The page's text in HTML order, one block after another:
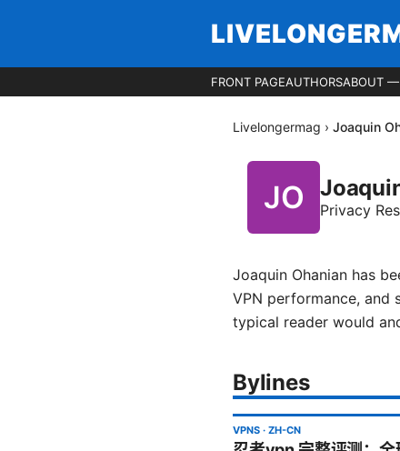
FRONT PAGEAUTHORSABOUT —
Livelongermag › Joaquin
Privacy
Joaquin Ohanian has
VPN performance, and
typical reader would
Bylines
VPNS · ZH-CN